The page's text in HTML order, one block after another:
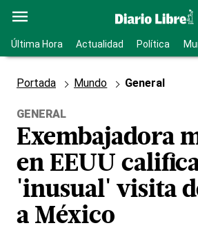
Última Hora Actualidad Política
Portada Mundo General
GENERAL
Exembajadora
en EEUU
'inusual' visita
a México